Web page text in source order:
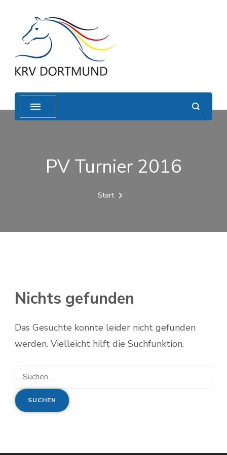
PV Turnier 2016
Start
Nichts gefunden
Das Gesuchte konnte leider nicht gefunden
werden. Vielleicht hilft die Suchfunktion.